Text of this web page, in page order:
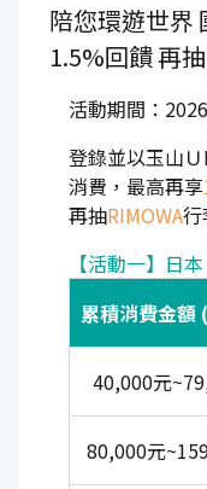
陪您環遊世界
1.5%回饋再
活動期間：
登錄並以玉山
消費，最高再享
再抽RIMOWA行
【活動一】日
累積消費金額
40,000元
80,000元